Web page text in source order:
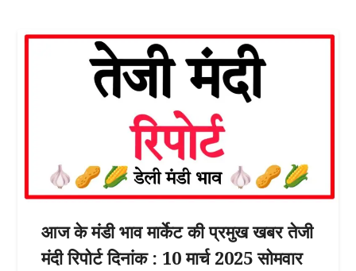
आज के मंडी भाव मार्केट की प्रमुख खबर तेजी
मंदी रिपोर्ट दिनांक : 10 मार्च 2025 सोमवार